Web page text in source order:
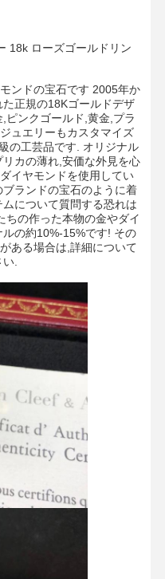
18k ローズゴールドリン
ンドの宝石です 2005年か
正規の18Kゴールドデザ
ピンクゴールド,黄金,プラ
ュエリーもカスタマイズ
の工芸品です. オリジナル
カの薄れ,安価な外見を心
イヤモンドを使用してい
ランドの宝石のように着
について質問する恐れは
ちの作った本物の金やダイ
の約10%-15%です! その
ある場合は,詳細について
.